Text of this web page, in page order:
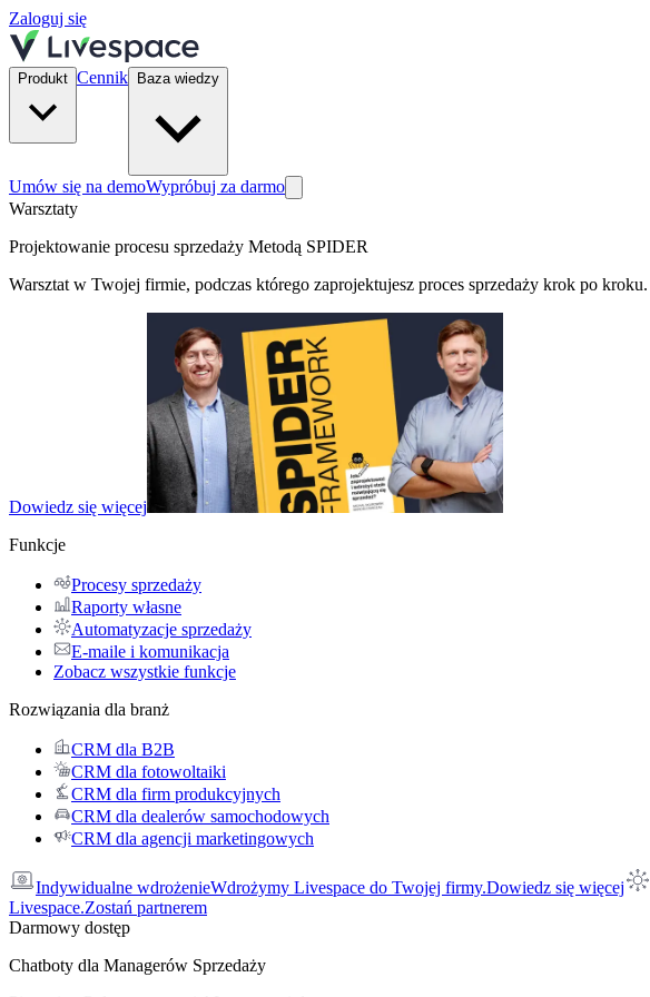
Zaloguj się
Produkt Cennik Baza wiedzy
Umów się na demoWypróbuj za darmo
Warsztaty
Projektowanie procesu sprzedaży Metodą SPIDER
Warsztat w Twojej firmie, podczas którego zaprojektujesz proces sprzedaży krok po kroku.
Dowiedz się więcej
Funkcje
Procesy sprzedaży
Raporty własne
Automatyzacje sprzedaży
E-maile i komunikacja
Zobacz wszystkie funkcje
Rozwiązania dla branż
CRM dla B2B
CRM dla fotowoltaiki
CRM dla firm produkcyjnych
CRM dla dealerów samochodowych
CRM dla agencji marketingowych
Indywidualne wdrożenieWdrożymy Livespace do Twojej firmy.Dowiedz się więcej
Livespace.Zostań partnerem
Darmowy dostęp
Chatboty dla Managerów Sprzedaży